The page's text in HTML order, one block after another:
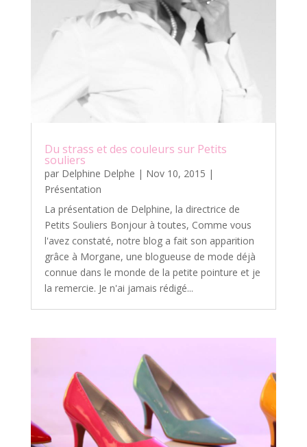
Du strass et des couleurs sur Petits
souliers
par Delphine Delphe | Nov 10, 2015 |
Présentation
La présentation de Delphine, la directrice de
Petits Souliers Bonjour à toutes, Comme vous
l'avez constaté, notre blog a fait son apparition
grâce à Morgane, une blogueuse de mode déjà
connue dans le monde de la petite pointure et je
la remercie. Je n'ai jamais rédigé...